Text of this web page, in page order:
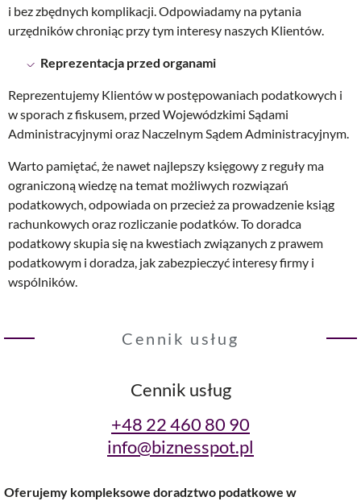
i bez zbędnych komplikacji. Odpowiadamy na pytania
urzędników chroniąc przy tym interesy naszych Klientów.
Reprezentacja przed organami
Reprezentujemy Klientów w postępowaniach podatkowych i
w sporach z fiskusem, przed Wojewódzkimi Sądami
Administracyjnymi oraz Naczelnym Sądem Administracyjnym.
Warto pamiętać, że nawet najlepszy księgowy z reguły ma
ograniczoną wiedzę na temat możliwych rozwiązań
podatkowych, odpowiada on przecież za prowadzenie ksiąg
rachunkowych oraz rozliczanie podatków. To doradca
podatkowy skupia się na kwestiach związanych z prawem
podatkowym i doradza, jak zabezpieczyć interesy firmy i
wspólników.
Cennik usług
Cennik usług
+48 22 460 80 90
info@biznesspot.pl
Oferujemy kompleksowe doradztwo podatkowe w